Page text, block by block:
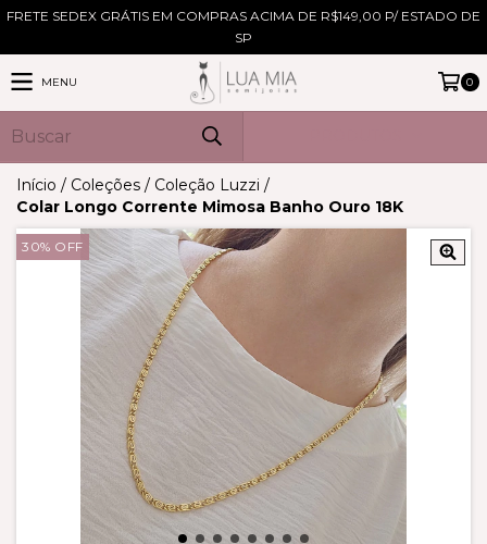
FRETE SEDEX GRÁTIS EM COMPRAS ACIMA DE R$149,00 P/ ESTADO DE
SP
MENU 0
Início / Coleções / Coleção Luzzi /
Colar Longo Corrente Mimosa Banho Ouro 18K
30% OFF